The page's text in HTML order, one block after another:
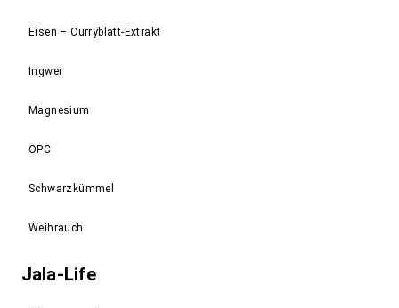
Eisen – Curryblatt-Extrakt
Ingwer
Magnesium
OPC
Schwarzkümmel
Weihrauch
Jala-Life